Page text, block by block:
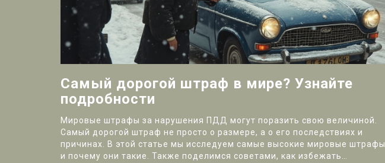
Самый дорогой штраф в мире? Узнайте
подробности
Мировые штрафы за нарушения ПДД могут поразить свою величиной.
Самый дорогой штраф не просто о размере, а о его последствиях и
причинах. В этой статье мы исследуем самые высокие мировые штрафы
и почему они такие. Также поделимся советами, как избежать